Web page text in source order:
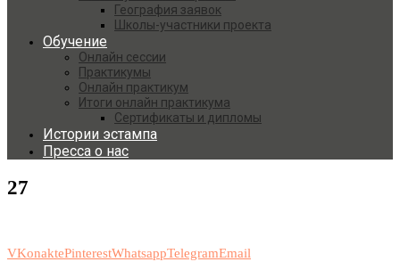
География заявок
Школы-участники проекта
Обучение
Онлайн сессии
Практикумы
Онлайн практикум
Итоги онлайн практикума
Сертификаты и дипломы
Истории эстампа
Пресса о нас
27
VKonaktePinterestWhatsappTelegramEmail